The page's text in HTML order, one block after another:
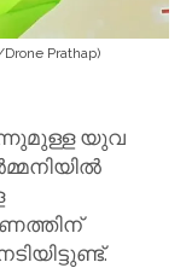
Prathap)
യുവ